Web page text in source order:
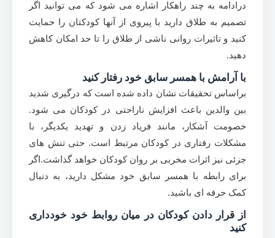
درادامه به چند راهکار اشاره می شود که می توانید اگر
تصمیم به طلاق دارید با پیروی از آنها کودکتان را حمایت
کنید و تاثیرات روانی ناشی از طلاق را تا حد امکان کاهش
دهید.
با آرامش با همسر سابق خود رفتار کنید
براساس تحقیقات نشان داده شده است که درگیری شدید
بین والدین باعث افزایش ناراحتی در کودکان می شود.
خصومت آشکار، مانند فریاد زدن و تهدید یکدیگر، با
مشکلات رفتاری در کودکان مرتبط است. حتی تنش های
جزئی نیز اثرات مخربی بر روان کودکان خواهد گذاشت.اگر
برای رابطه با همسر سابق خود مشکل دارید، به دنبال
کمک حرفه ای باشید.
از قرار دادن کودکان در میان روابط خود خودداری
کنید